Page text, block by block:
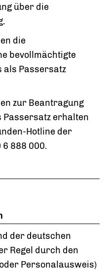
über die
die
bevollmächtigte
als Passersatz
zur Beantragung
Passersatz erhalten
Hotline der
888 000.
der deutschen
Regel durch den
Personalausweis)